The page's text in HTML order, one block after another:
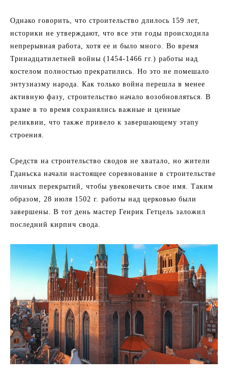
Однако говорить, что строительство длилось 159 лет,
историки не утверждают, что все эти годы происходила
непрерывная работа, хотя ее и было много. Во время
Тринадцатилетней войны (1454-1466 гг.) работы над
костелом полностью прекратились. Но это не помешало
энтузиазму народа. Как только война перешла в менее
активную фазу, строительство начало возобновляться. В
храме в то время сохранялись важные и ценные
реликвии, что также привело к завершающему этапу
строения.
Средств на строительство сводов не хватало, но жители
Гданьска начали настоящее соревнование в строительстве
личных перекрытий, чтобы увековечить свое имя. Таким
образом, 28 июля 1502 г. работы над церковью были
завершены. В тот день мастер Генрик Гетцель заложил
последний кирпич свода.